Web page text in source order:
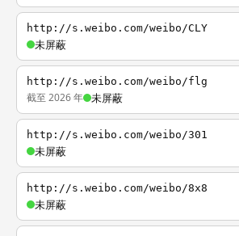
http://s.weibo.com/weibo/CLY
未屏蔽
http://s.weibo.com/weibo/flg
截至 2026 年 未屏蔽
http://s.weibo.com/weibo/301
未屏蔽
http://s.weibo.com/weibo/8x8
未屏蔽